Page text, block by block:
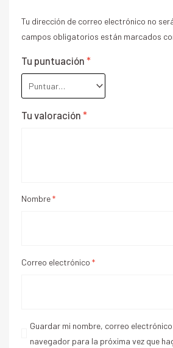
Tu dirección de correo electrónico no
campos obligatorios están marcados
Tu puntuación *
Tu valoración *
Nombre*
Correo electrónico *
Guardar mi nombre, correo
navegador para la próxima vez que